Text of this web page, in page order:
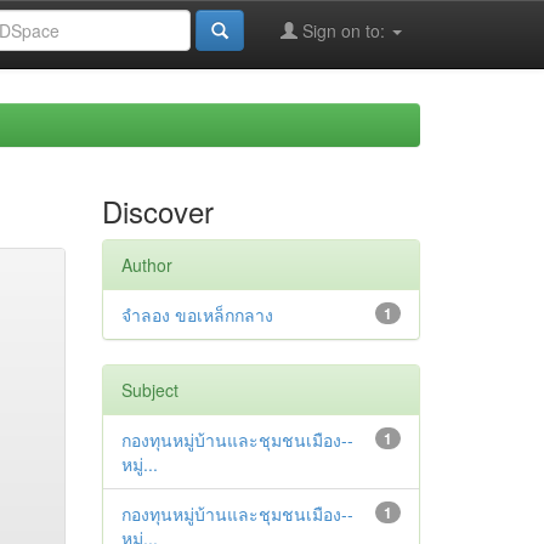
Sign on to:
Discover
Author
1
จำลอง ขอเหล็กกลาง
Subject
1
กองทุนหมู่บ้านและชุมชนเมือง--
หมู่...
1
กองทุนหมู่บ้านและชุมชนเมือง--
หมู่...